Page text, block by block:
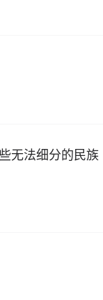
无法细分的民族